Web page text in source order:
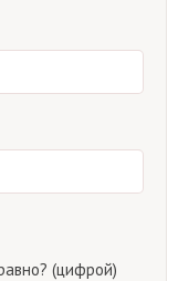
(цифрой)